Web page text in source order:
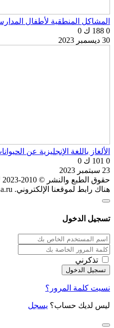
المشاكل المنطقية لأطفال المدارس - 11 مهمة
0 188 ك
0
30 ديسمبر 2023
الألغاز باللغة الإنجليزية عن
0 101 ك
0
23 سبتمبر 2023
هناك رابط لموقعنا الإلكتروني. IgraZa.ru
تسجيل الدخول
تذكرني
نسيت كلمة المرور؟
ليس لديك حساب؟ يسجل